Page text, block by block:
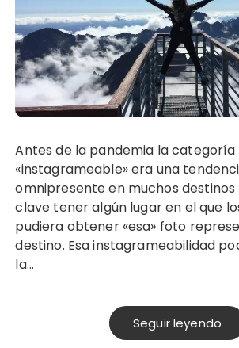
Antes de la pandemia la categoría de
«instagrameable» era una
omnipresente en muchos destinos
clave tener algún lugar en el que
pudiera obtener «esa» foto
destino. Esa instagrameabilidad
la…
Seguir leyendo